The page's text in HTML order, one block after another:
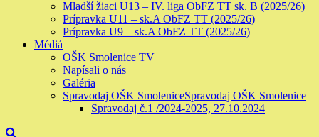
Mladší žiaci U13 – IV. liga ObFZ TT sk. B (2025/26)
Prípravka U11 – sk.A ObFZ TT (2025/26)
Prípravka U9 – sk.A ObFZ TT (2025/26)
Médiá
OŠK Smolenice TV
Napísali o nás
Galéria
Spravodaj OŠK SmoleniceSpravodaj OŠK Smolenice
Spravodaj č.1 /2024-2025, 27.10.2024